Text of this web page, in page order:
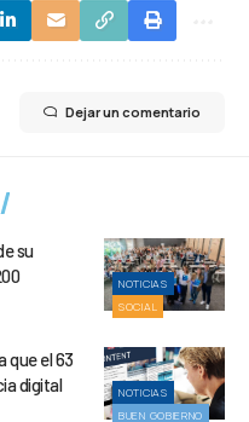
Dejar un comentario
NOTICIAS
SOCIAL
su
NOTICIAS
BUEN GOBIERNO
que el 63
digital